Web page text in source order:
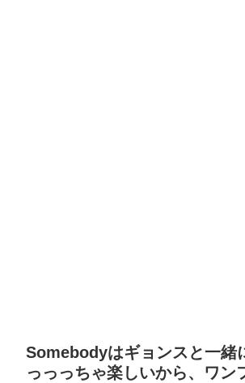
Somebodyはギョンスと一緒
っっっちゃ楽しいから、ワン